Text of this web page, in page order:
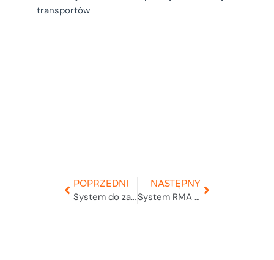
POPRZEDNI
System do zarządzania dostawami
NASTĘPNY
System RMA online